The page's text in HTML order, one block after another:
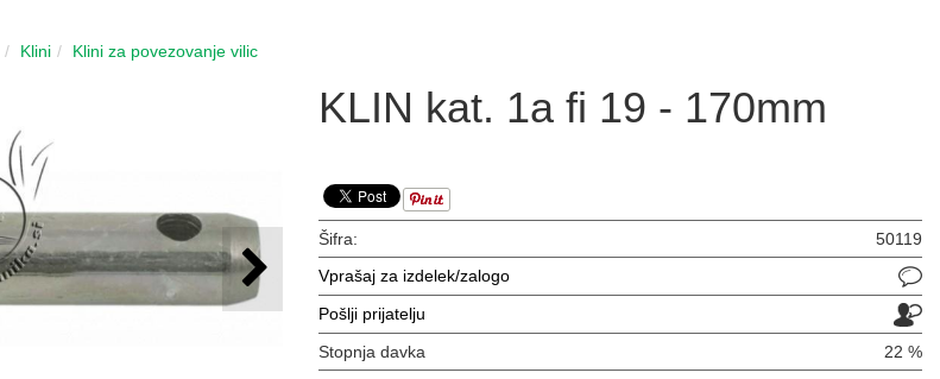
Klini Klini za povezovanje vilic
KLIN kat. 1a fi 19 - 170mm
Šifra:
50119
Vprašaj za izdelek/zalogo
Pošlji prijatelju
Stopnja davka 22 %